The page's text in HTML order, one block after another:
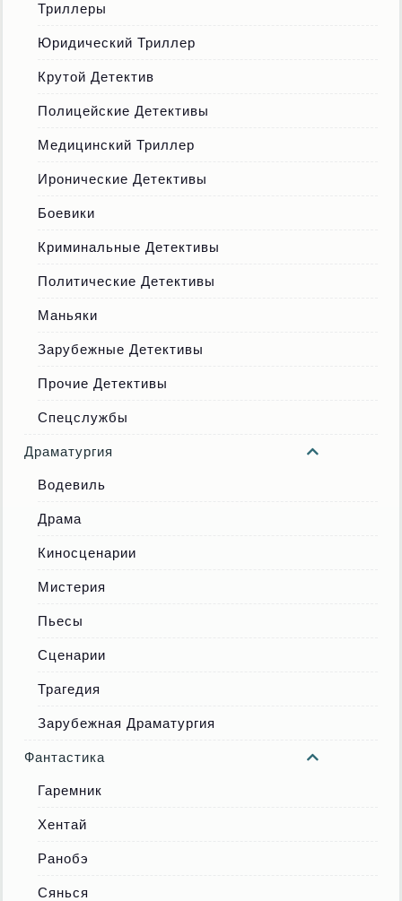
Триллеры
Юридический Триллер
Крутой Детектив
Полицейские Детективы
Медицинский Триллер
Иронические Детективы
Боевики
Криминальные Детективы
Политические Детективы
Маньяки
Зарубежные Детективы
Прочие Детективы
Спецслужбы
Драматургия
Водевиль
Драма
Киносценарии
Мистерия
Пьесы
Сценарии
Трагедия
Зарубежная Драматургия
Фантастика
Гаремник
Хентай
Ранобэ
Сянься